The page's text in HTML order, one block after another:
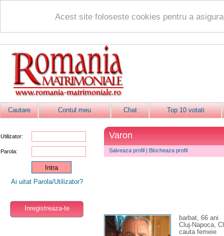
Acest site foloseste cookies pentru a
Cautare Contul meu Chat Top 10 votati
Utilizator:
Parola:
Ai uitat Parola/Utilizator?
Inregistreaza-te
Varon
Salveaza profil | Blocheaza profil
barbat, 66 ani
Cluj-Napoca,
cauta femeie